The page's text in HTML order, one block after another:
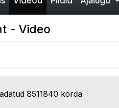
- Video
8511840 korda